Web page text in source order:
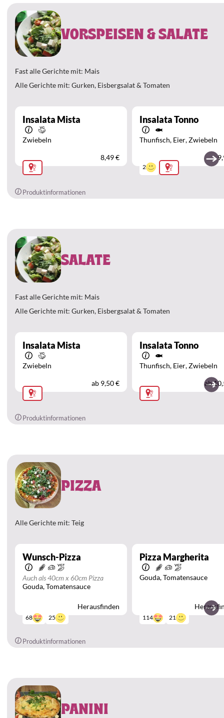
VORSPEISEN & SALATE
Fast alle Gerichte mit: Mais
Alle Gerichte mit: Gurken, Eisbergsalat & Tomaten
Insalata Mista
Zwiebeln
8,49 €
Insalata Tonno
Thunfisch Eier Zwiebeln
2
Produktinformationen
SALATE
Fast alle Gerichte mit: Mais
Alle Gerichte mit: Gurken, Eisbergsalat & Tomaten
Insalata Mista
Zwiebeln
ab 9,50 €
Insalata Tonno
Thunfisch Eier Zwiebeln
ab
Produktinformationen
PIZZA
Alle Gerichte mit: Teig
Wunsch-Pizza
Auch als 40cm x 60cm Pizza
Gouda Tomatensauce
Herausfinden
68 25
Pizza Margherita
Gouda Tomatensauce
114 21
Produktinformationen
PANINI